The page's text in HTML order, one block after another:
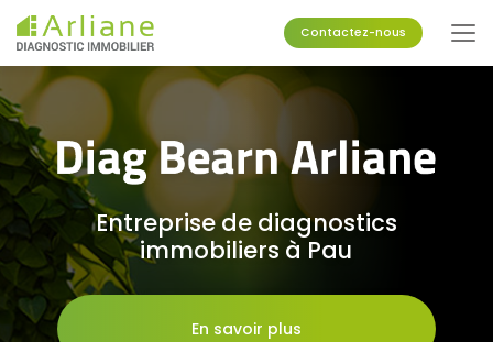
Aller
au
contenu
principal
Contactez-nous
Entreprise de diagnostics
immobiliers à Pau
En savoir plus